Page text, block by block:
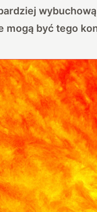
mogą być tego